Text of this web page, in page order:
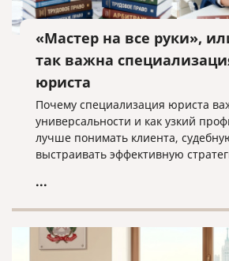
«Мастер на все руки»,
так важна
юриста
Почему специализация юриста
универсальности и как узкий
лучше понимать клиента,
выстраивать эффективную
...